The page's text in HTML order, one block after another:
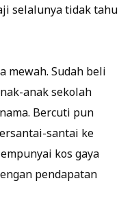
selalunya tidak tahu
mewah. Sudah beli
anak sekolah
Bercuti pun
santai ke
kos gaya
pendapatan